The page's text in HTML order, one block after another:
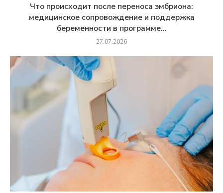
Что происходит после переноса эмбриона:
медицинское сопровождение и поддержка
беременности в программе...
27.07.2026